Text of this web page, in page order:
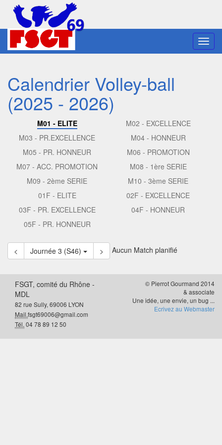
Calendrier Volley-ball
(2025 - 2026)
M01 - ELITE
M02 - EXCELLENCE
M03 - PR.EXCELLENCE
M04 - HONNEUR
M05 - PR. HONNEUR
M06 - PROMOTION
M07 - ACC. PROMOTION
M08 - 1ère SERIE
M09 - 2ème SERIE
M10 - 3ème SERIE
01F - ELITE
02F - EXCELLENCE
03F - PR. EXCELLENCE
04F - HONNEUR
05F - PR. HONNEUR
< Journée 3 (S46) > Aucun Match planifié
FSGT, comité du Rhône -
MDL
82 rue Sully, 69006 LYON
Mail.fsgt69006@gmail.com
Tél. 04 78 89 12 50
© Pierrot Gourmand 2014
& associate
Une idée, une envie, un bug ...
Ecrivez au Webmaster